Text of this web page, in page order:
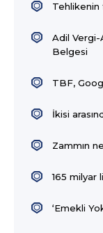
Tehlikenin
Adil Vergi-
Belgesi
TBF,
İkisi
Zammın
165 milyar
‘Emekli